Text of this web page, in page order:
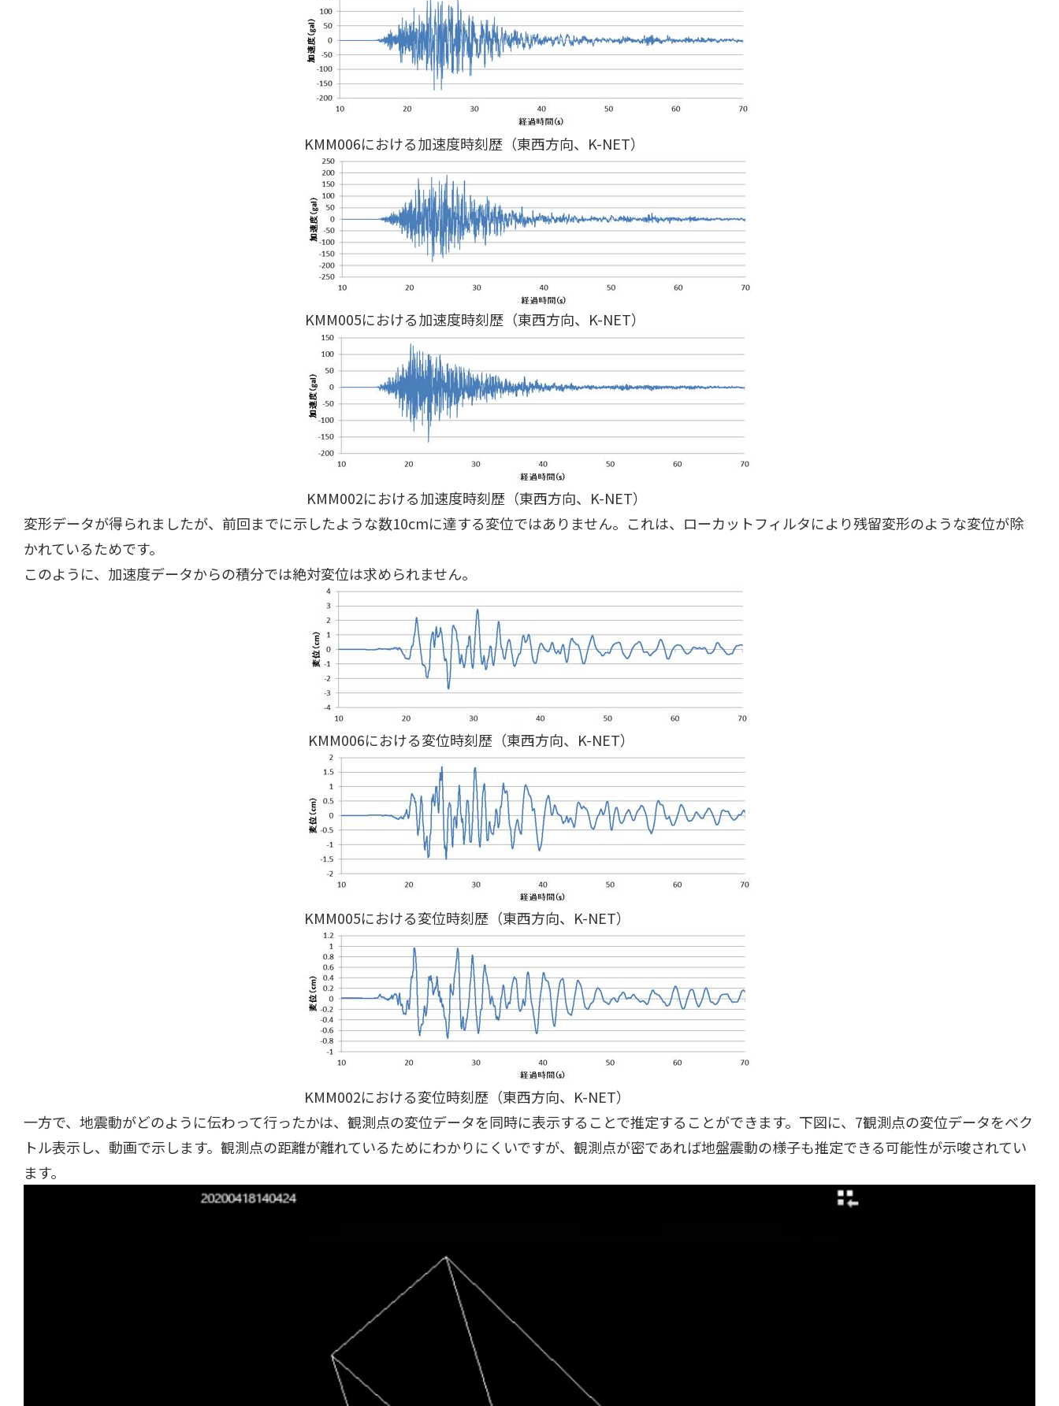
KMM006における加速度時刻歴（東西方向、K-NET）
KMM005における加速度時刻歴（東西方向、K-NET）
KMM002における加速度時刻歴（東西方向、K-NET）
変形データが得られましたが、前回までに示したような数10cmに達する変位ではありません。これは、ローカットフィルタにより残留変形のような変位が除
かれているためです。
このように、加速度データからの積分では絶対変位は求められません。
KMM006における変位時刻歴（東西方向、K-NET）
KMM005における変位時刻歴（東西方向、K-NET）
KMM002における変位時刻歴（東西方向、K-NET）
一方で、地震動がどのように伝わって行ったかは、観測点の変位データを同時に表示することで推定することができます。下図に、7観測点の変位データをベク
トル表示し、動画で示します。観測点の距離が離れているためにわかりにくいですが、観測点が密であれば地盤震動の様子も推定できる可能性が示唆されてい
ます。